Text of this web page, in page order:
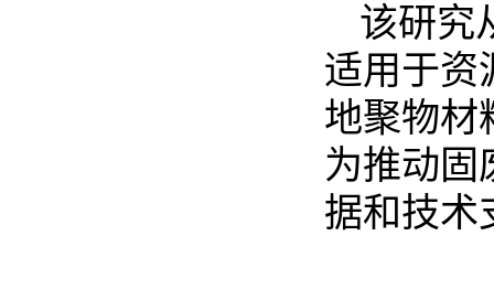
该研究
适用于资
地聚物材
为推动固
据和技术